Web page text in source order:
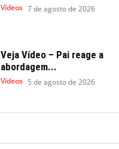
Vídeos 7 de agosto de 2026
Veja Vídeo – Pai reage a
abordagem...
Vídeos 5 de agosto de 2026